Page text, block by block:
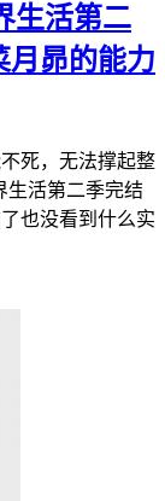
生活第二
月昴的能力
死，无法撑起整
活第二季完结
也没看到什么实